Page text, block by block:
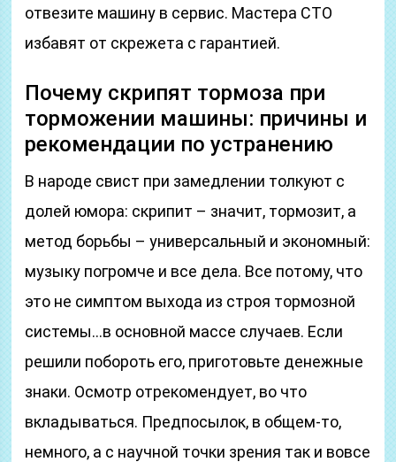
отвезите машину в сервис. Мастера СТО
избавят от скрежета с гарантией.
Почему скрипят тормоза при
торможении машины: причины и
рекомендации по устранению
В народе свист при замедлении толкуют с
долей юмора: скрипит – значит, тормозит, а
метод борьбы – универсальный и экономный:
музыку погромче и все дела. Все потому, что
это не симптом выхода из строя тормозной
системы…в основной массе случаев. Если
решили побороть его, приготовьте денежные
знаки. Осмотр отрекомендует, во что
вкладываться. Предпосылок, в общем-то,
немного, а с научной точки зрения так и вовсе